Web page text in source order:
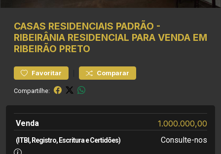
CASAS RESIDENCIAIS PADRÃO -
RIBEIRÂNIA RESIDENCIAL PARA VENDA EM
RIBEIRÃO PRETO
Favoritar Comparar
Compartilhe:
Venda 1.000.000,00
(ITBI, Registro, Escritura e Certidões) Consulte-nos